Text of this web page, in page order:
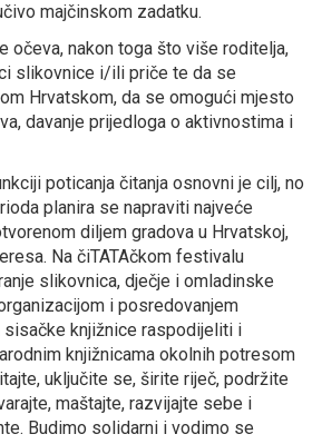
majčinskom zadatku.
očeva, nakon toga što više roditelja,
slikovnice i/ili priče te da se
Hrvatskom, da se omogući mjesto
davanje prijedloga o aktivnostima i
poticanja čitanja osnovni je cilj, no
planira se napraviti najveće
diljem gradova u Hrvatskoj,
Na čiTATAčkom festivalu
slikovnica, dječje i omladinske
i posredovanjem
sisačke knjižnice raspodijeliti i
knjižnicama okolnih potresom
uključite se, širite riječ, podržite
maštajte, razvijajte sebe i
Budimo solidarni i vodimo se